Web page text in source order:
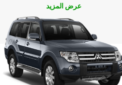
عرض المزيد